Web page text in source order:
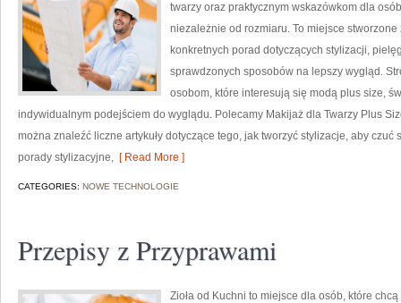
twarzy oraz praktycznym wskazówkom dla
niezależnie od rozmiaru. To miejsce
konkretnych porad dotyczących stylizacji,
sprawdzonych sposobów na lepszy wygląd.
osobom, które interesują się modą plus size,
indywidualnym podejściem do wyglądu. Polecamy Makijaż dla Twarzy Plus
można znaleźć liczne artykuły dotyczące tego, jak tworzyć stylizacje, aby
porady stylizacyjne, [ Read More ]
CATEGORIES: NOWE TECHNOLOGIE
Przepisy z Przyprawami
Zioła od Kuchni to miejsce dla osób, które